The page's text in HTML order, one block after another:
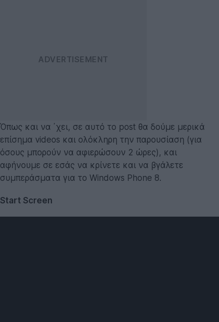
Όπως και να ΄χει, σε αυτό το post θα δούμε μερικά
επίσημα videos και ολόκληρη την παρουσίαση (για
όσους μπορούν να αφιερώσουν 2 ώρες), και
αφήνουμε σε εσάς να κρίνετε και να βγάλετε
συμπεράσματα για το Windows Phone 8.
Start Screen